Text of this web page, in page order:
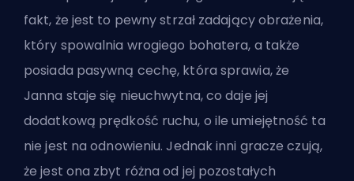
fakt, że jest to pewny strzał zadający obrażenia,
który spowalnia wrogiego bohatera, a także
posiada pasywną cechę, która sprawia, że
Janna staje się nieuchwytna, co daje jej
dodatkową prędkość ruchu, o ile umiejętność ta
nie jest na odnowieniu. Jednak inni gracze czują,
że jest ona zbyt różna od jej pozostałych